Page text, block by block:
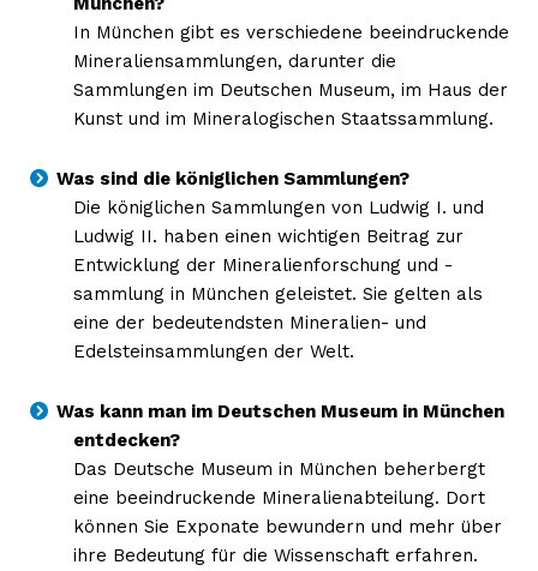
NEWSLETTER ABONNIEREN
Inhalte
In München gibt es verschiedene beeindruckende
Mineraliensammlungen, darunter die
Sammlungen im Deutschen Museum, im Haus der
Kunst und im Mineralogischen Staatssammlung.
Was sind die königlichen Sammlungen?
Die königlichen Sammlungen von Ludwig I. und
Ludwig II. haben einen wichtigen Beitrag zur
Entwicklung der Mineralienforschung und -
sammlung in München geleistet. Sie gelten als
eine der bedeutendsten Mineralien- und
Edelsteinsammlungen der Welt.
Was kann man im Deutschen Museum in München
entdecken?
Das Deutsche Museum in München beherbergt
eine beeindruckende Mineralienabteilung. Dort
können Sie Exponate bewundern und mehr über
ihre Bedeutung für die Wissenschaft erfahren.